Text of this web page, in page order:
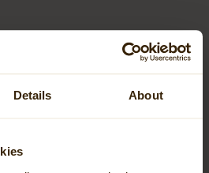
Details About
bron. Een kaart is een
waarvan u beslissingen kunt
daarop liggen, niet op de
wel?’
nodig? Dan luidt